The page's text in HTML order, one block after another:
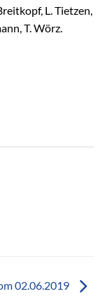
L. Tietzen,
T. Wörz.
02.06.2019